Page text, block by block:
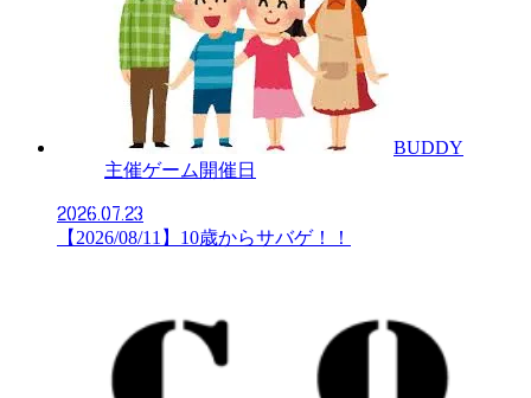
BUDDY
主催ゲーム開催日
2026.07.23
【2026/08/11】10歳からサバゲ！！